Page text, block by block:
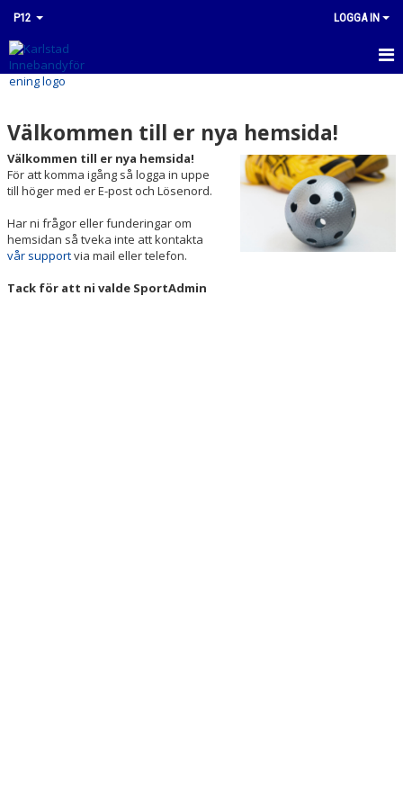
P12 LOGGA IN
HEM
NYHETER
KALENDER
TRUPPEN
BILDGALLERI
Välkommen till er nya hemsida!
Välkommen till er nya hemsida!
För att komma igång så logga in uppe
till höger med er E-post och Lösenord.
Har ni frågor eller funderingar om
hemsidan så tveka inte att kontakta
vår supportvia mail eller telefon.
Tack för att ni valde SportAdmin